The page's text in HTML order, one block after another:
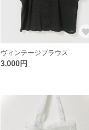
ヴィンテージブラウス
3,000円